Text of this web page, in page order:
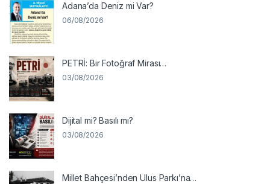
Adana’da Deniz mi Var?
06/08/2026
PETRİ: Bir Fotoğraf Mirası…
03/08/2026
Dijital mi? Basılı mı?
03/08/2026
Millet Bahçesi’nden Ulus Parkı’na…